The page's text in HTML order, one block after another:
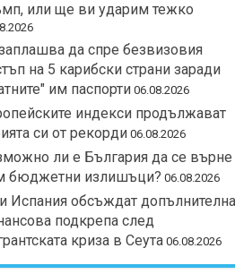
или ще ви ударим тежко
да спре безвизовия
на 5 карибски страни заради
им паспорти 06.08.2026
индекси продължават
си от рекорди 06.08.2026
ли е България да се върне
бюджетни излишъци? 06.08.2026
Испания обсъждат допълнителна
подкрепа след
криза в Сеута 06.08.2026